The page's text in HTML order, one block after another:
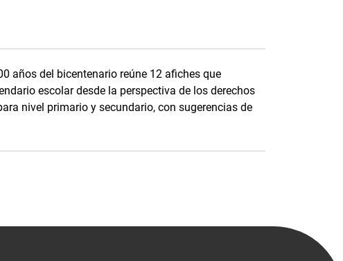
años del bicentenario reúne 12 afiches que
escolar desde la perspectiva de los derechos
nivel primario y secundario, con sugerencias de